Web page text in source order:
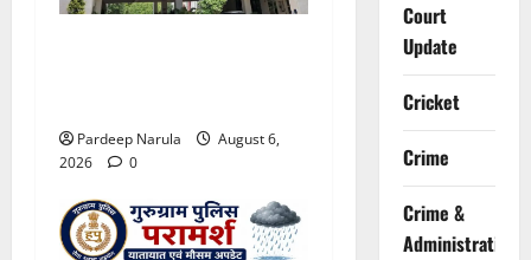
Pardeep Narula
August 6,
2026
0
Court
Update
Cricket
Crime
Crime &
Administration